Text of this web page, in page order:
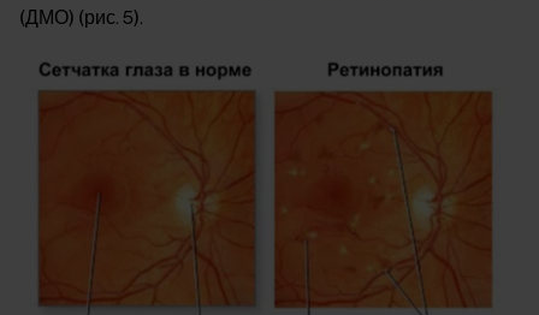
(ДМО) (рис. 5).
Image